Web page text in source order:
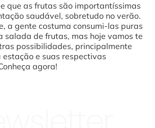
que as frutas são importantíssimas
saudável, sobretudo no verão.
a gente costuma consumi-las puras
salada de frutas, mas hoje vamos te
possibilidades, principalmente
e suas respectivas
agora!